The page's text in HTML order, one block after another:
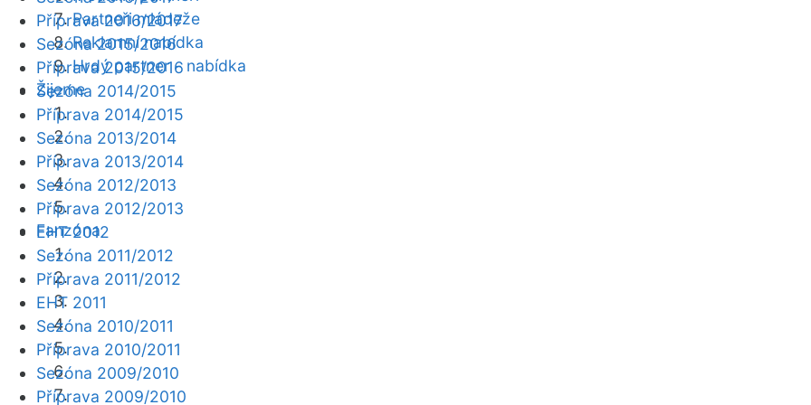
Partneři mládeže
Reklamní nabídka
Hrdý partner - nabídka
Žijeme
Fanzóna
Příprava 2016/2017
Sezóna 2015/2016
Příprava 2015/2016
Sezóna 2014/2015
Příprava 2014/2015
Sezóna 2013/2014
Příprava 2013/2014
Sezóna 2012/2013
Příprava 2012/2013
EHT 2012
Sezóna 2011/2012
Příprava 2011/2012
EHT 2011
Sezóna 2010/2011
Příprava 2010/2011
Sezóna 2009/2010
Příprava 2009/2010